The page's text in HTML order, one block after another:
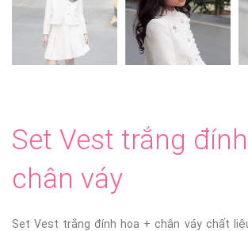
Set Vest trắng
chân váy
Set Vest trắng đính hoa + chân váy chất